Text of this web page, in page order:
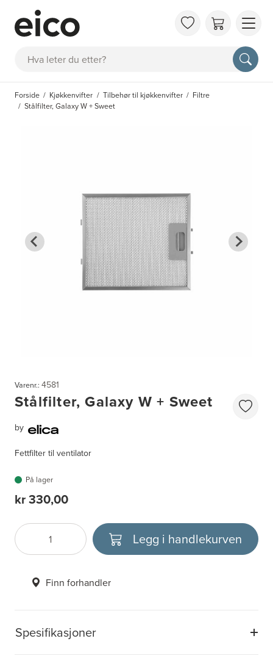
Søk
OM
FAQ
Forside Kjøkkenvifter Tilbehør til kjøkkenvifter
Filtre
Stålfilter, Galaxy W + Sweet
Spesifikasjoner
Varenr.: 4581
Stålfilter, Galaxy W + Sweet
by
Fettfilter til ventilator
På lager
kr 330,00
Antall
Velg enhet Legg i handlekurven
Finn forhandler